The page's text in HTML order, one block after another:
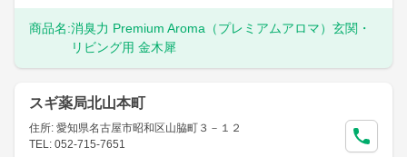
商品名:消臭力 Premium Aroma（プレミアムアロマ）玄関・
リビング用 金木犀
スギ薬局北山本町
住所: 愛知県名古屋市昭和区山脇町３－１２
TEL: 052-715-7651